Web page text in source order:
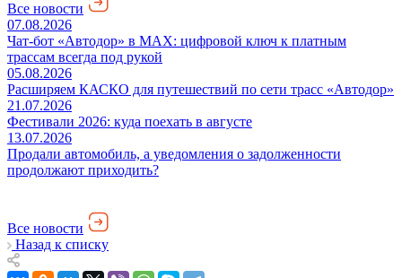
Все новости
07.08.2026
Чат-бот «Автодор» в MAX: цифровой ключ к платным
трассам всегда под рукой
05.08.2026
Расширяем КАСКО для путешествий по сети трасс «Автодор»
21.07.2026
Фестивали 2026: куда поехать в августе
13.07.2026
Продали автомобиль, а уведомления о задолженности
продолжают приходить?
Все новости
Назад к списку